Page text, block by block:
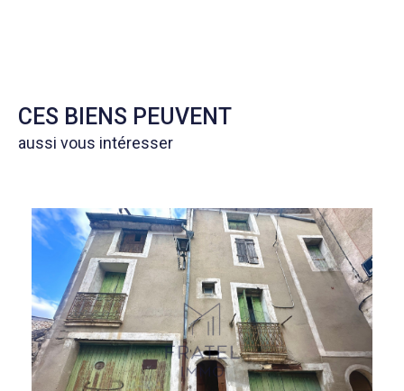
CES BIENS PEUVENT
aussi vous intéresser